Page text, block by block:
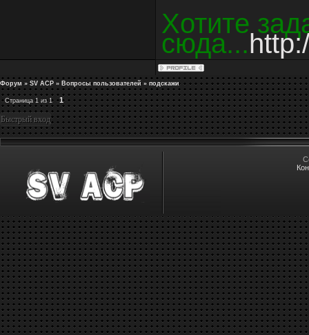
Хотите
сюда...
Форум » SV ACP » Вопросы пользователей » подскажи
Страница1 из1 1